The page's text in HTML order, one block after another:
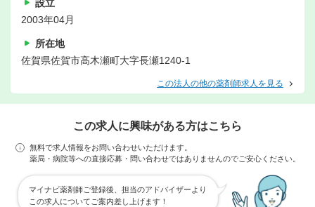
設立
2003年04月
所在地
佐賀県佐賀市高木瀬町大字長瀬1240-1
この法人の他の薬剤師求人を見る
この求人に興味がある方はこちら
無料で求人情報をお問い合わせいただけます。
薬局・病院等への直接応募・問い合わせではありませんのでご安心ください。
マイナビ薬剤師ご登録後、担当のアドバイザーより
この求人についてご案内差し上げます！